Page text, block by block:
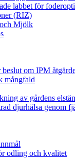
labbet för
(RIZ)
Mjölk
om IPM
mångfald
av gårdens
djurhälsa genom
odling och kvalitet